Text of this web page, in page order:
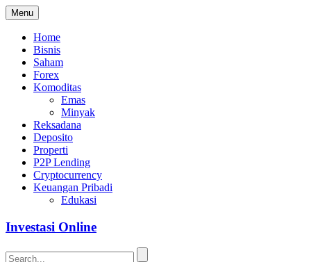
Menu
Home
Bisnis
Saham
Forex
Komoditas
Emas
Minyak
Reksadana
Deposito
Properti
P2P Lending
Cryptocurrency
Keuangan Pribadi
Edukasi
Investasi Online